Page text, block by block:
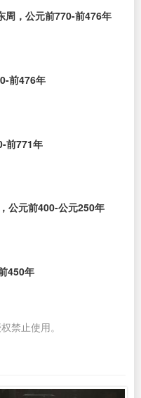
，公元前770-前476年
前476年
前771年
公元前400-公元250年
450年
禁止使用。